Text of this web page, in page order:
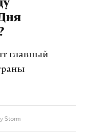
интернет.
,Дзен
VK
главный
Storm